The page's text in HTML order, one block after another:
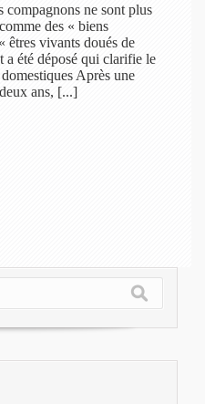
compagnons ne sont plus
des « biens
êtres vivants doués de
a été déposé qui clarifie le
Après une
ans, [...]